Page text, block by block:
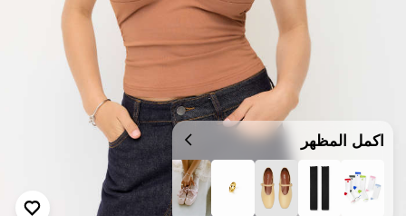
اكمل المظهر